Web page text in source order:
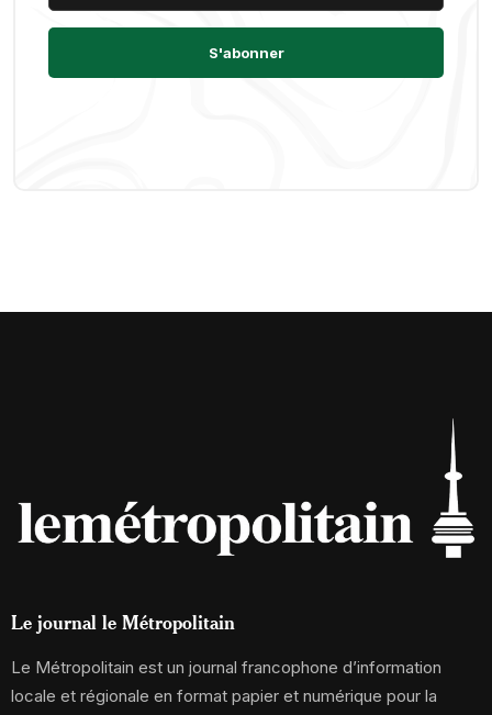
Le journal le Métropolitain
Le Métropolitain est un journal francophone d’information
locale et régionale en format papier et numérique pour la